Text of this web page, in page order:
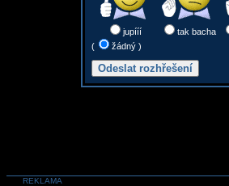
jupííí tak bacha
(
žádný )
REKLAMA